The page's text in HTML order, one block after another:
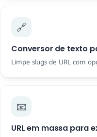
🔗
Conversor de texto
Limpe slugs de URL com
📧
URL em massa para